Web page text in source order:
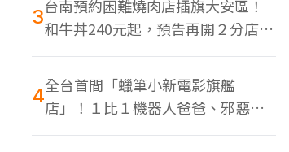
3台南預約困難燒肉店插旗大安區！
和牛丼240元起，預告再開２分店、
地點曝光
4全台首間「蠟筆小新電影旗艦
店」！１比１機器人爸爸、邪惡正
男，百款周邊買翻